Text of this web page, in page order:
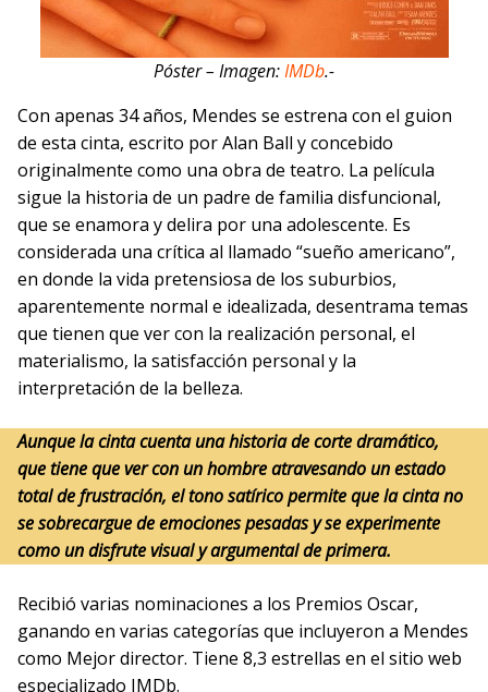
Póster – Imagen:IMDb.-
Con apenas 34 años, Mendes se estrena con el guion
de esta cinta, escrito por Alan Ball y concebido
originalmente como una obra de teatro. La película
sigue la historia de un padre de familia disfuncional,
que se enamora y delira por una adolescente. Es
considerada una crítica al llamado “sueño americano”,
en donde la vida pretensiosa de los suburbios,
aparentemente normal e idealizada, desentrama temas
que tienen que ver con la realización personal, el
materialismo, la satisfacción personal y la
interpretación de la belleza.
Aunque la cinta cuenta una historia de corte dramático,
que tiene que ver con un hombre atravesando un estado
total de frustración, el tono satírico permite que la cinta no
se sobrecargue de emociones pesadas y se experimente
como un disfrute visual y argumental de primera.
Recibió varias nominaciones a los Premios Oscar,
ganando en varias categorías que incluyeron a Mendes
como Mejor director. Tiene 8,3 estrellas en el sitio web
especializado IMDb.